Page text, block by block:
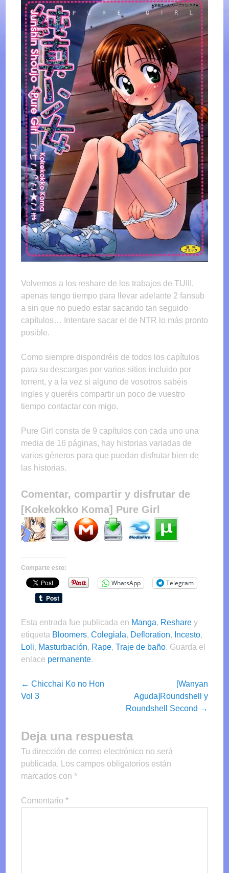
Volvemos a los reshare de los trabajos de TUIII,
apenas tengo tiempo para llevar adelante 2 fansub
a sin que no puedo estar sacando tan seguido
capítulos… Intentare sacar el de NTR lo más pronto
posible.
Como siempre dispondréis de todos los capítulos
para su descargas por varios sitios incluido por
torrent, y a la vez si alguno de vosotros sabéis
ingles y queréis compartir un poco de vuestro
tiempo contactar con migo.
Pure Girl consta de 9 capítulos con cada uno una
media de 16 páginas, hay historias variadas de
varios géneros para que puedan disfrutar bien de
las historias.
Comentar, compartir y disfrutar de
[Kokekokko Koma] Pure Girl
Comparte esto:
WhatsApp Telegram
Esta entrada fue publicada en Manga, Reshare y
etiqueta Bloomers,Colegiala, Defloration, Incesto,
Loli, Masturbación, Rape,Traje de baño. Guarda el
enlace permanente.
Post
navigation
← Chicchai Ko no Hon
Vol 3
[Wanyan
Aguda]Roundshell y
Roundshell Second →
Deja una respuesta
Tu dirección de correo electrónico no será
publicada.
Los campos obligatorios están
marcados con*
Comentario*